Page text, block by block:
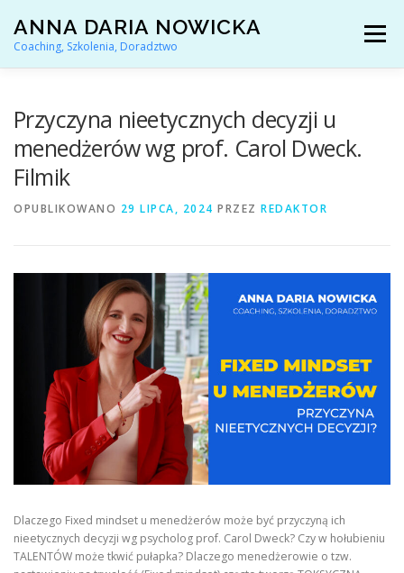
treści
ANNA DARIA NOWICKA
Coaching, Szkolenia, Doradztwo
Menu
DORADZTWO ZAWODOWE
KONTAKT
Przyczyna nieetycznych decyzji u
menedżerów wg prof. Carol Dweck.
Filmik
OPUBLIKOWANO 29 LIPCA, 2024 PRZEZ REDAKTOR
Dlaczego Fixed mindset u menedżerów może być przyczyną ich
nieetycznych decyzji wg psycholog prof. Carol Dweck? Czy w hołubieniu
TALENTÓW może tkwić pułapka? Dlaczego menedżerowie o tzw.